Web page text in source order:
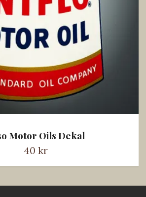
Motor Oils Dekal
40 kr